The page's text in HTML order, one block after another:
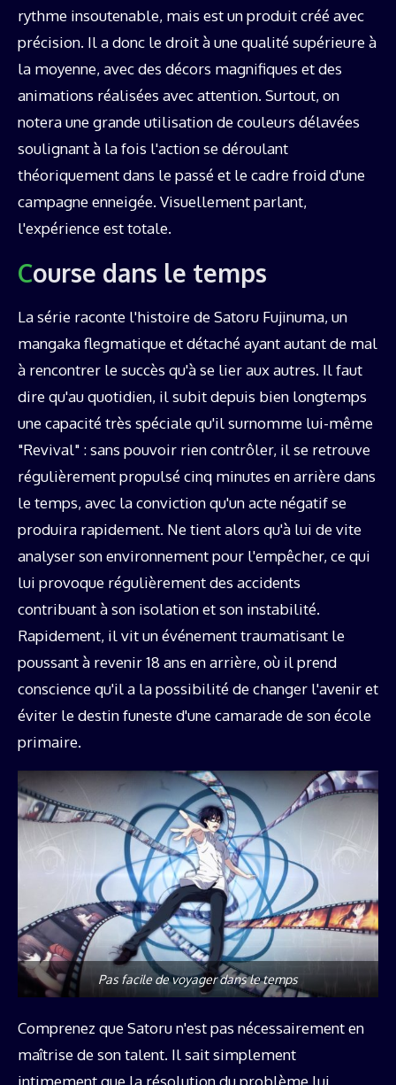
rythme insoutenable, mais est un produit créé avec
précision. Il a donc le droit à une qualité supérieure à
la moyenne, avec des décors magnifiques et des
animations réalisées avec attention. Surtout, on
notera une grande utilisation de couleurs délavées
soulignant à la fois l'action se déroulant
théoriquement dans le passé et le cadre froid d'une
campagne enneigée. Visuellement parlant,
l'expérience est totale.
Course dans le temps
La série raconte l'histoire de Satoru Fujinuma, un
mangaka flegmatique et détaché ayant autant de mal
à rencontrer le succès qu'à se lier aux autres. Il faut
dire qu'au quotidien, il subit depuis bien longtemps
une capacité très spéciale qu'il surnomme lui-même
"Revival" : sans pouvoir rien contrôler, il se retrouve
régulièrement propulsé cinq minutes en arrière dans
le temps, avec la conviction qu'un acte négatif se
produira rapidement. Ne tient alors qu'à lui de vite
analyser son environnement pour l'empêcher, ce qui
lui provoque régulièrement des accidents
contribuant à son isolation et son instabilité.
Rapidement, il vit un événement traumatisant le
poussant à revenir 18 ans en arrière, où il prend
conscience qu'il a la possibilité de changer l'avenir et
éviter le destin funeste d'une camarade de son école
primaire.
Pas facile de voyager dans le temps
Comprenez que Satoru n'est pas nécessairement en
maîtrise de son talent. Il sait simplement
intimement que la résolution du problème lui